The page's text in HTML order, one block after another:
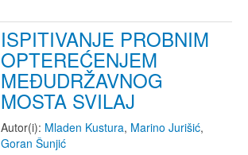
ISPITIVANJE PROBNIM
OPTEREĆENJEM
MEĐUDRŽAVNOG
MOSTA SVILAJ
Autor(i): Mladen Kustura, Marino Jurišić,
Goran Šunjić